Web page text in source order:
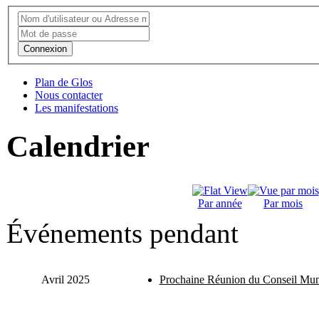
Connexion
Plan de Glos
Nous contacter
Les manifestations
Calendrier
Par année Par mois
Événements pendant
Avril 2025 Prochaine Réunion du Conseil